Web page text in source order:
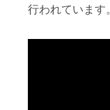
行われています。